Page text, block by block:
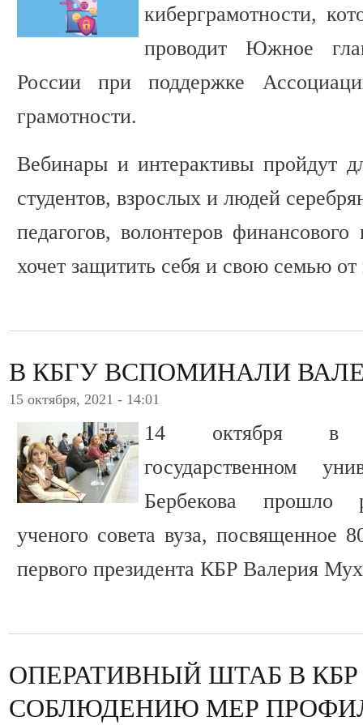
киберграмотности,
проводит Южное
России при поддержке
грамотности.
Вебинары и интерактивы пройдут
студентов, взрослых и людей
педагогов, волонтеров
хочет защитить себя и свою семью
В КБГУ ВСПОМИНАЛИ
15 октября, 2021 - 14:01
14 октября в
государственном
Бербекова прошло
ученого совета вуза, посвященное
первого президента КБР Валерия
ОПЕРАТИВНЫЙ ШТАБ В
СОБЛЮДЕНИЮ МЕР